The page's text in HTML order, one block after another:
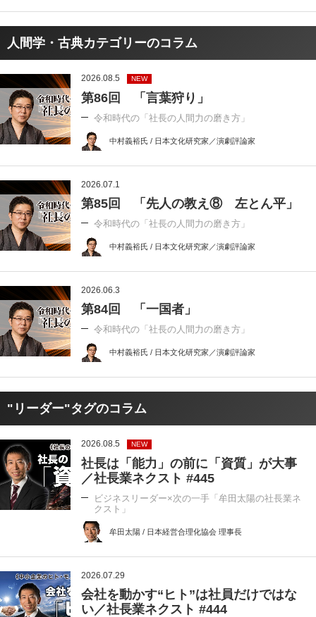
人間学・古典カテゴリーのコラム
2026.08.5 NEW
第86回 「言葉狩り」
令和時代の「社長の人間力の磨き方」
中村義裕氏 / 日本文化研究家／演劇評論家
2026.07.1
第85回 「先人の教え⑧ 左とん平」
令和時代の「社長の人間力の磨き方」
中村義裕氏 / 日本文化研究家／演劇評論家
2026.06.3
第84回 「一国者」
令和時代の「社長の人間力の磨き方」
中村義裕氏 / 日本文化研究家／演劇評論家
"リーダー"タグのコラム
2026.08.5 NEW
社長は「能力」の前に「資質」が大事
／社長業ネクスト #445
ビジネスリーダー×次の一手「牟田太陽の社長業ネ
クスト」
牟田太陽 / 日本経営合理化協会 理事長
2026.07.29
会社を動かす“ヒト”は社員だけではな
い／社長業ネクスト #444